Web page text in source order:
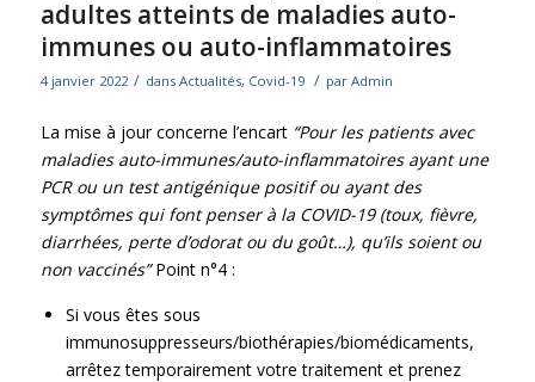
adultes atteints de maladies auto-
immunes ou auto-inflammatoires
4 janvier 2022 / dans Actualités, Covid-19 / par Admin
La mise à jour concerne l’encart “Pour les patients avec
maladies auto-immunes/auto-inflammatoires ayant une
PCR ou un test antigénique positif ou ayant des
symptômes qui font penser à la COVID-19 (toux, fièvre,
diarrhées, perte d’odorat ou du goût…), qu’ils soient ou
non vaccinés”Point n°4 :
Si vous êtes sous
immunosuppresseurs/biothérapies/biomédicaments,
arrêtez temporairement votre traitement et prenez